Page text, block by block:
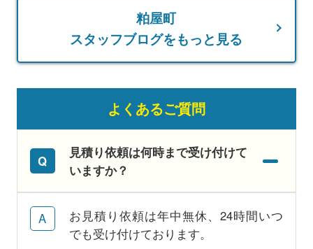
粕屋町
スタッフブログをもっと見る
よくあるご質問
見積り依頼は何時まで受け付けて
いますか？
お見積り依頼は年中無休、24時間いつ
でも受け付けております。